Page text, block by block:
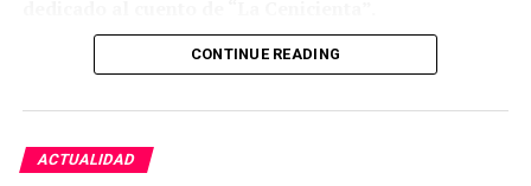
Nazareno a quien llaman El Terrible o el
Genil y cantando el Miserere, tome vino
Ambos espectáculos tendrán un precio simbólico de
adquirirse de forma anticipada en el edificio del
Complejo Terapéutico de Marchena a partir del
jueves 11 de diciembre, desde las 17:00 horas y hasta
CONTINUE READING
ACTUALIDAD